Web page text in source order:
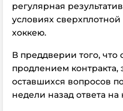
регулярная
условиях
хоккею.
В преддверии того, что
продлением
оставшихся вопросов
недели назад ответа